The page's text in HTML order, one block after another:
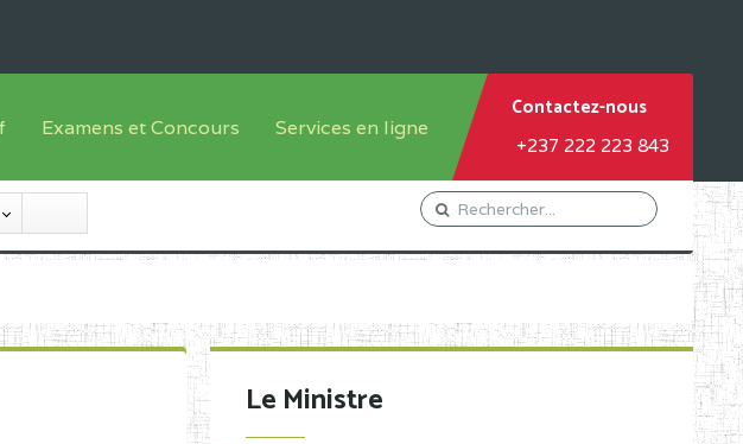
Sous système francophone
Examens et Concours
Inscriptions
Liste des candidats
Diplômes disponibles
Services en ligne
Orientation Conseil
Gestion du Personnel
Demande de subvention
Contactez-nous
+237 222 223 843
Le Ministre